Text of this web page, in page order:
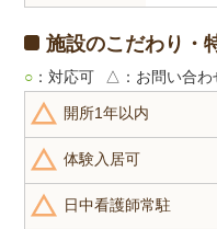
施設のこだわり・
○ ：対応可 △ ：お問い合
開所1年以内
体験入居可
日中看護師常駐